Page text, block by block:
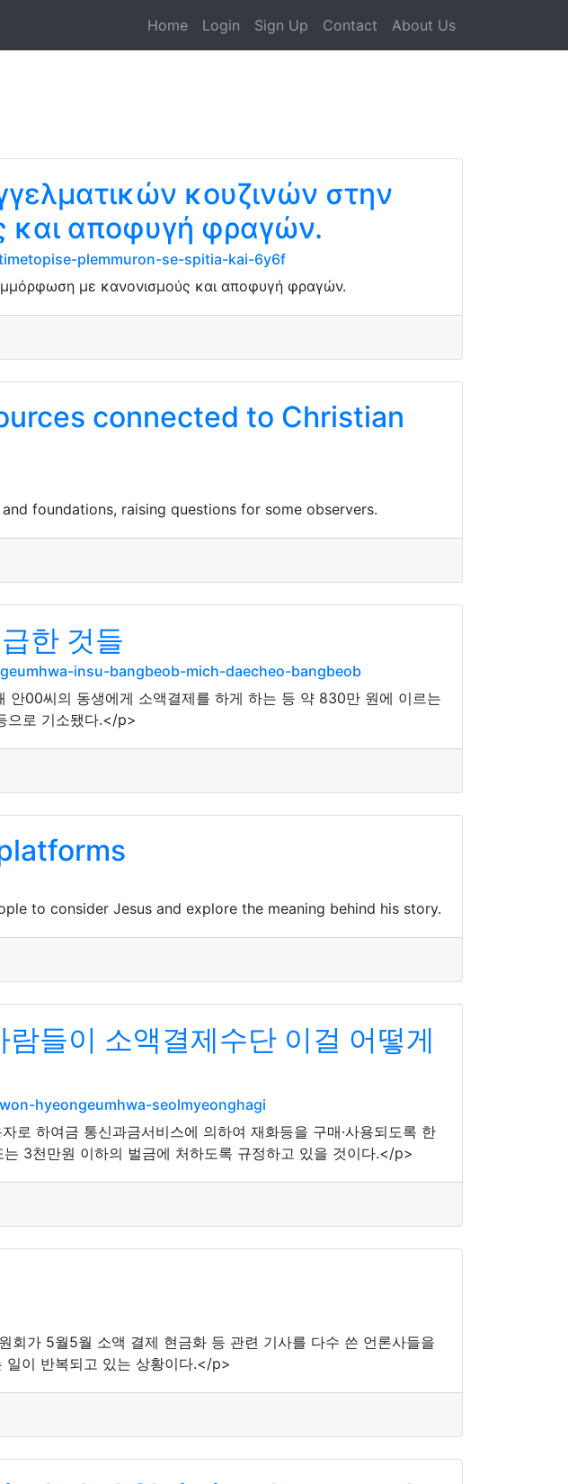
Home Login Sign Up Contact About Us
κουζινών στην
και αποφυγή φραγών.
plemmuron-se-spitia-kai-6y6f
με κανονισμούς και αποφυγή φραγών.
connected to Christian
foundations, raising questions for some observers.
한 것들
insu-bangbeob-mich-daecheo-bangbeob
00씨의 동생에게 소액결제를 하게 하는 등 약 830만 원에 이르는
으로 기소됐다.</p>
to consider Jesus and explore the meaning behind his story.
들이 소액결제수단 이걸 어떻게
hyeongeumhwa-seolmyeonghagi
로 하여금 통신과금서비스에 의하여 재화등을 구매·사용되도록 한
3천만원 이하의 벌금에 처하도록 규정하고 있을 것이다.</p>
가 5월5월 소액 결제 현금화 등 관련 기사를 다수 쓴 언론사들을
일이 반복되고 있는 상황이다.</p>